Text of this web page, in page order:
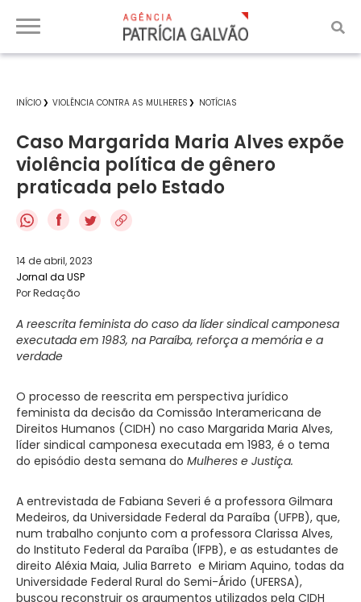
INÍCIO VIOLÊNCIA CONTRA AS MULHERES NOTÍCIAS
Caso Margarida Maria Alves expõe
violência política de gênero
praticada pelo Estado
f
14 de abril, 2023
Jornal da USP
Por Redação
A reescrita feminista do caso da líder sindical camponesa
executada em 1983, na Paraíba, reforça a memória e a
verdade
O processo de reescrita em perspectiva jurídico
feminista da decisão da Comissão Interamericana de
Direitos Humanos (CIDH) no caso Margarida Maria Alves,
líder sindical camponesa executada em 1983, é o tema
do episódio desta semana do Mulheres e Justiça.
A entrevistada de Fabiana Severi é a professora Gilmara
Medeiros, da Universidade Federal da Paraíba (UFPB), que,
num trabalho conjunto com a professora Clarissa Alves,
do Instituto Federal da Paraíba (IFPB), e as estudantes de
direito Aléxia Maia, Julia Barreto e Miriam Aquino, todas da
Universidade Federal Rural do Semi-Árido (UFERSA),
buscou reconstruir os argumentos utilizados pela CIDH